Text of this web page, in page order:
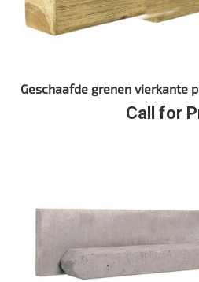
Geschaafde grenen vierkante
Call for